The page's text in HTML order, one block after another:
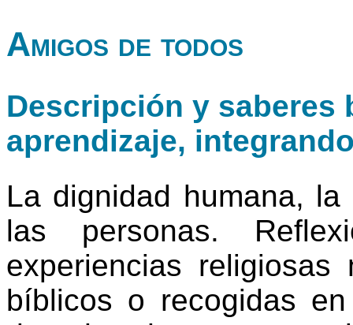
Amigos de todos
Descripción y saberes
aprendizaje,
La dignidad humana,
las personas.
experiencias
bíblicos o recogidas